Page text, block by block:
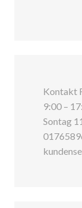
Kontakt
9:00 –
Sontag